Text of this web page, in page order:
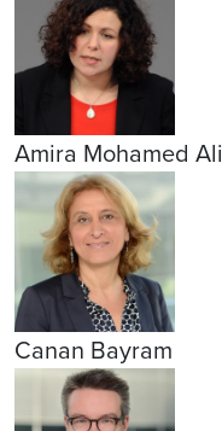
Amira Mohamed Ali
Canan Bayram